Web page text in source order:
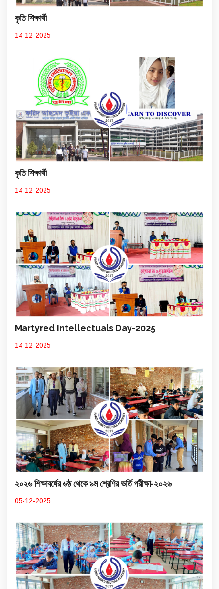
কৃতি শিক্ষার্থী
14-12-2025
কৃতি শিক্ষার্থী
14-12-2025
Martyred Intellectuals Day-2025
14-12-2025
২০২৬ শিক্ষাবর্ষের ৬ষ্ঠ থেকে ৯ম শ্রেণির ভর্তি পরীক্ষা-২০২৬
05-12-2025